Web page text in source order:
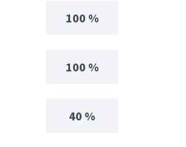
100 %
100 %
40 %